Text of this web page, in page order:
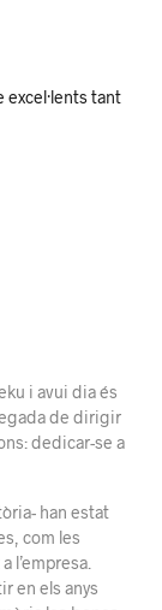
tant
i avui dia és
de dirigir
dedicar-se a
han estat
com les
l’empresa.
en els anys